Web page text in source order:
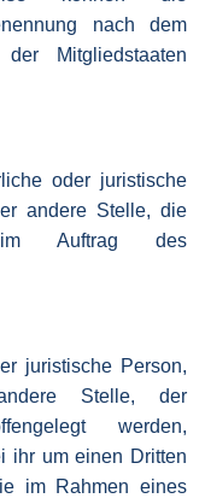
nach dem
Mitgliedstaaten
oder juristische
andere Stelle, die
im Auftrag des
juristische Person,
Stelle, der
werden,
ihr um einen Dritten
im Rahmen eines